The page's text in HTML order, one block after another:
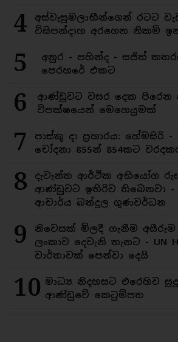
4
අස්වැසුමලාභීන්ගෙන් රටට
විසිපන්දාහ අරගෙන නිකම්
5
අනුර - පහින්ද - සජිත්
පෙරහරේ එකට
6
ආණ්ඩුවට වසර දෙක පිරෙන
විපක්ෂයෙන් මෙහෙයුමක්
7
පාස්කු දා ප්‍රහාරය:
චෝදනා 855න් 854කට
8
දැවැන්ත ආර්ථික අභියෝග
ආණ්ඩුවට ඉතිරිව තිබෙනවා -
ආචාර්ය බන්දුල ගුණවර්ධන
9
නිවෙසක් මිලදී ගැනීම අසීරුම
ලංකාව දෙවැනි තැනට - UN
වාර්තාවක් පෙන්වා දෙයි
10 මාධ්‍ය නිදහසට එරෙහිව
ආණ්ඩුවේ කෙටුම්පත